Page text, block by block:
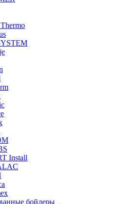
Install
бойлеры